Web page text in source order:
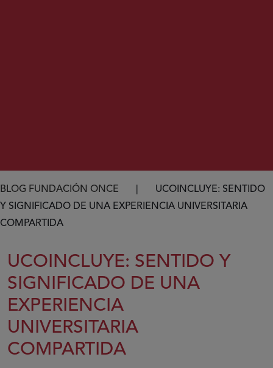
Ruta de navegación
BLOG FUNDACIÓN ONCE
UCOINCLUYE: SENTIDO
Y SIGNIFICADO DE UNA EXPERIENCIA UNIVERSITARIA
COMPARTIDA
UCOINCLUYE: SENTIDO Y
SIGNIFICADO DE UNA
EXPERIENCIA
UNIVERSITARIA
COMPARTIDA